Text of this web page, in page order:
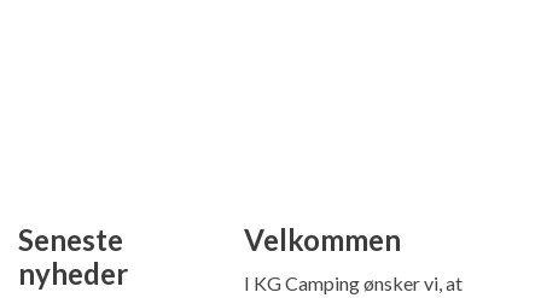
Seneste
nyheder
Velkommen
I KG Camping ønsker vi, at